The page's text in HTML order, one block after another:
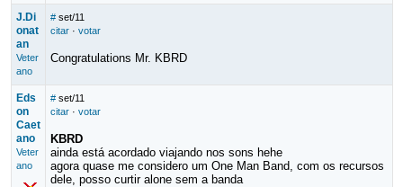
J.Di
onat
an
Veter
ano
# set/11
citar· votar
Congratulations Mr. KBRD
Eds
on
Caet
ano
Veter
ano
# set/11
citar· votar
KBRD
ainda está acordado viajando nos sons hehe
agora quase me considero um One Man Band, com os recursos
dele, posso curtir alone sem a banda